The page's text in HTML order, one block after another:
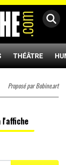
THÉÂTRE
Proposé par Bobine.art
l'affiche